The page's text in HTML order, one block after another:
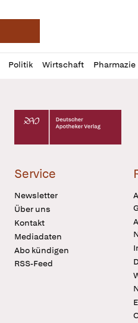
Deutsche
Politik Wirtschaft Pharmazie
Profil
öffnen
Daz
Pur
Deutscher Apotheker Verlag
Service
Newsletter
Über uns
Kontakt
Mediadaten
Abo kündigen
RSS-Feed